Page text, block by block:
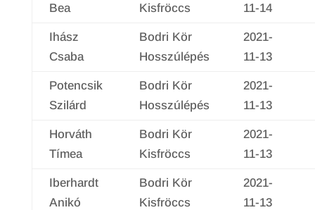
Bea
Kisfröccs
11-14
Ihász
Csaba
Bodri Kör
Hosszúlépés
2021-
11-13
Potencsik
Szilárd
Bodri Kör
Hosszúlépés
2021-
11-13
Horváth
Tímea
Bodri Kör
Kisfröccs
2021-
11-13
Iberhardt
Anikó
Bodri Kör
Kisfröccs
2021-
11-13